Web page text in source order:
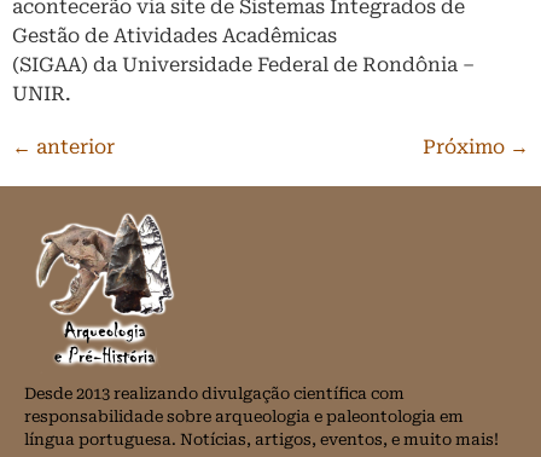
acontecerão via site de Sistemas Integrados de
Gestão de Atividades Acadêmicas
(SIGAA) da Universidade Federal de Rondônia –
UNIR.
← anterior Próximo →
Desde 2013 realizando divulgação científica com
responsabilidade sobre arqueologia e paleontologia em
língua portuguesa. Notícias, artigos, eventos, e muito mais!